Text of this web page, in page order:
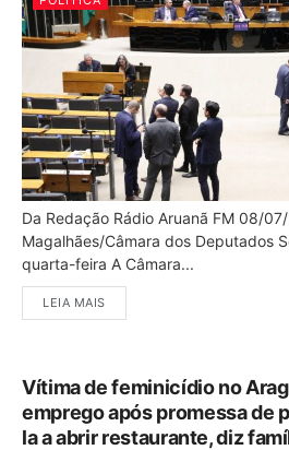
Da Redação Rádio Aruanã FM 08/
Magalhães/Câmara dos Deputados
quarta-feira A Câmara...
LEIA MAIS
Vítima de feminicídio no
emprego após promessa de
la a abrir restaurante, diz